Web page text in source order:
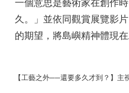
一個意思是藝術家在創作
久。」並依同觀賞展覽影
的期望，將島嶼精神體現在
【工藝之外──還要多久才到？】主